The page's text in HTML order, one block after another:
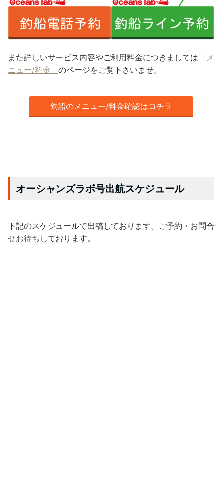
また詳しいサービス内容やご利用料金につきましては 「メ
ニュー/料金」 のページをご覧下さいませ。
釣船のメニュー/料金確認はコチラ
オーシャンズラボ号出航スケジュール
下記のスケジュールで出稿しております。ご予約・お問合
せお待ちしております。